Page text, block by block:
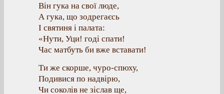
Він гука на свої люде,
А гука, що зодрегаєсь
І святиня і палата:
«Нути, Уци! годі спати!
Час матбуть би вже вставати!
Ти же скорше, чуро-спюху,
Подивися по надвірю,
Чи соколів не зіслав ще,